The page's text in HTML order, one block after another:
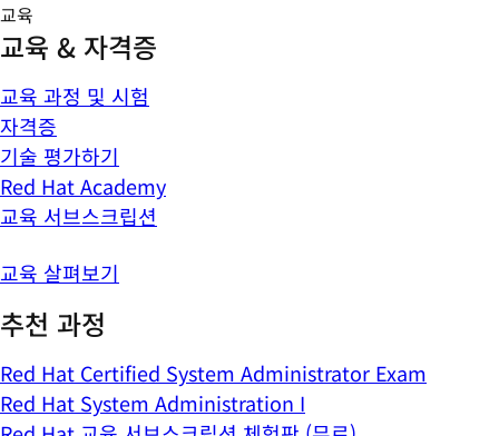
교육
교육 & 자격증
교육 과정 및 시험
자격증
기술 평가하기
Red Hat Academy
교육 서브스크립션
교육 살펴보기
추천 과정
Red Hat Certified System Administrator Exam
Red Hat System Administration I